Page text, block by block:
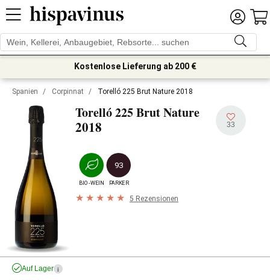
Kostenlose Lieferung ab 200 €
Spanien / Corpinnat / Torelló 225 Brut Nature 2018
Torelló 225 Brut Nature
2018 33
BIO-WEIN
93
PARKER
5 Rezensionen
Auf Lager i